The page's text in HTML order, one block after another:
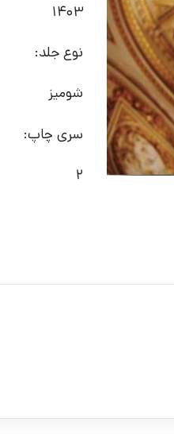
1403
نوع جلد:
شومیز
سری چاپ:
2